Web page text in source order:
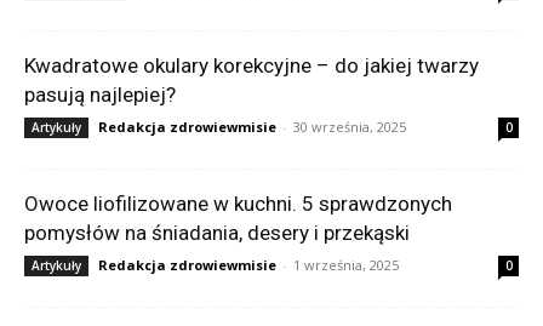
Kwadratowe okulary korekcyjne – do jakiej twarzy
pasują najlepiej?
Artykuły Redakcja zdrowiewmisie - 30 września, 2025 0
Owoce liofilizowane w kuchni. 5 sprawdzonych
pomysłów na śniadania, desery i przekąski
Artykuły Redakcja zdrowiewmisie - 1 września, 2025 0